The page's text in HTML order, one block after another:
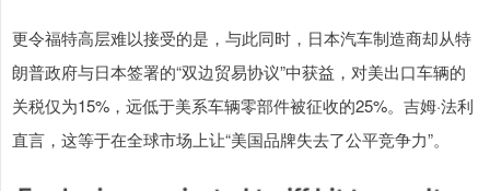
更令福特高层难以接受的是，与此同时，日本汽车制造商却从特
朗普政府与日本签署的“双边贸易协议”中获益，对美出口车辆的
关税仅为15%，远低于美系车辆零部件被征收的25%。吉姆·法利
直言，这等于在全球市场上让“美国品牌失去了公平竞争力”。